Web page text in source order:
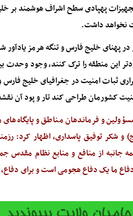
پهپادی سطح اشراف هوشمند بر
نخواهد داشت.
در پهنای خلیج فارس و تنگه هرمز
این منطقه را ترک کنند، وجود
ثبات امنیت در جغرافیای خلیج
کشورمان طراحی کند تار و پود آن
و فرماندهان مناطق و پایگاه‌های
و شکر توفیق پاسداری، اظهار کرد:
جانبه از منافع و منابع نظام مقدس
ما یک دفاع هجومی است و برای دفاع،